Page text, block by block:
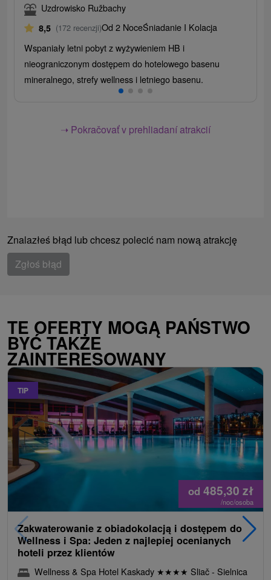
Uzdrowisko Ružbachy
8,5 (172 recenzji)Od 2 NoceŚniadanie I Kolacja
Wspaniały letni pobyt z wyżywieniem HB i
nieograniczonym dostępem do hotelowego basenu
mineralnego, strefy wellness i letniego basenu.
➝ Pokračovať v prehliadaní atrakcií
Znalazłeś błąd lub chcesz polecić nam nową atrakcję
Zgłoś błąd
TE OFERTY MOGĄ PAŃSTWO
BYĆ TAKŻE
ZAINTERESOWANY
TIP
od 485,30 zł
/noc/osoba
Zakwaterowanie z obiadokolacją i dostępem do
Wellness i Spa: Jeden z najlepiej ocenianych
hoteli przez klientów
Wellness & Spa Hotel Kaskady ★★★★ Sliač - Sielnica